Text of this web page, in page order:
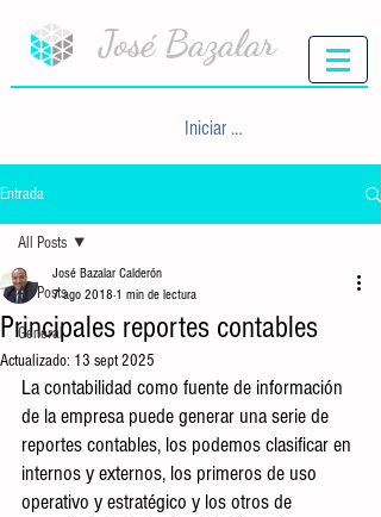
José Bazalar
Iniciar sesión
Entrada
All Posts
General
All Posts
Principales reportes contables
José Bazalar Calderón
7 ago 2018 1 min de lectura
Actualizado: 13 sept 2025
La contabilidad como fuente de información
de la empresa puede generar una serie de
reportes contables, los podemos clasificar en
internos y externos, los primeros de uso
operativo y estratégico y los otros de